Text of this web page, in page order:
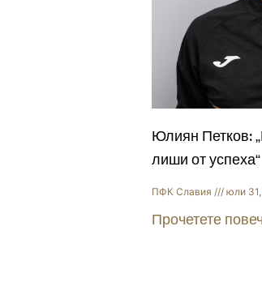
Юлиян Петков:
лиши от успеха“
ПФК Славия юли
Прочетете